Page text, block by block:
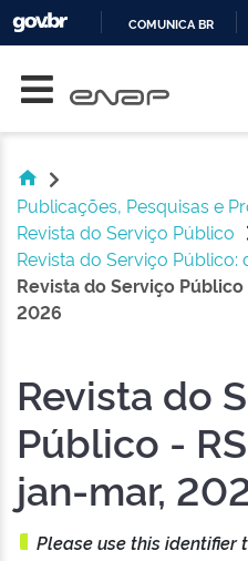
COMUNICA BR
Publicações, Pesquisas e
Revista do Serviço Público
Revista do Serviço Público:
Revista do Serviço Público
2026
Revista do
Público -
jan-mar,
Please use this identifier